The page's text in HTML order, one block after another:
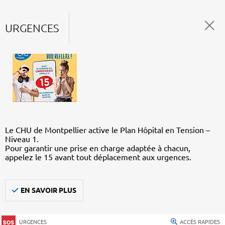
URGENCES
Le CHU de Montpellier active le Plan Hôpital en Tension –
Niveau 1.
Pour garantir une prise en charge adaptée à chacun,
appelez le 15 avant tout déplacement aux urgences.
EN SAVOIR PLUS
URGENCES ACCÈS RAPIDES